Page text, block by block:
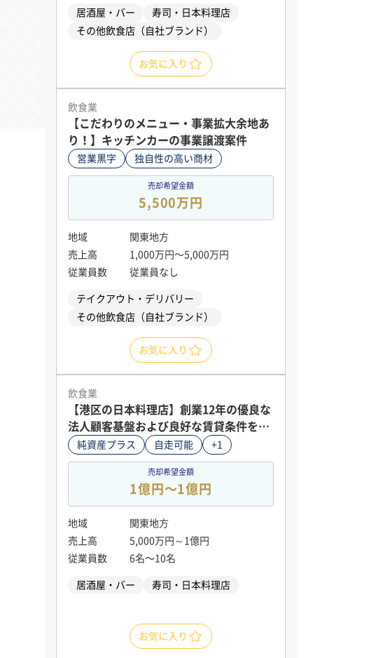
居酒屋・バー
寿司・日本料理店
その他飲食店（自社ブランド）
お気に入り
飲食業
【こだわりのメニュー・事業拡大余地あ
り！】キッチンカーの事業譲渡案件
営業黒字 独自性の高い商材
売却希望金額
5,500万円
地域
関東地方
売上高
1,000万円〜5,000万円
従業員数
従業員なし
テイクアウト・デリバリー
その他飲食店（自社ブランド）
お気に入り
飲食業
【港区の日本料理店】創業12年の優良な
法人顧客基盤および良好な賃貸条件を備
えた港区日本料理店の株式譲渡案件
純資産プラス 自走可能 +1
売却希望金額
1億円〜1億円
地域
関東地方
売上高
5,000万円～1億円
従業員数
6名〜10名
居酒屋・バー 寿司・日本料理店
お気に入り